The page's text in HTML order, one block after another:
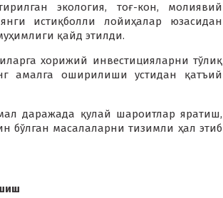
экология, тоғ-кон, молиявий
истиқболли лойиҳалар юзасидан
қайд этилди.
хорижий инвестицияларни тўлиқ
амалга оширилиши устидан қатъий
даражада қулай шароитлар яратиш,
масалаларни тизимли ҳал этиб